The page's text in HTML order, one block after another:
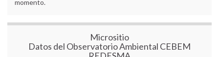
momento.
Micrositio
Datos del Observatorio Ambiental CEBEM